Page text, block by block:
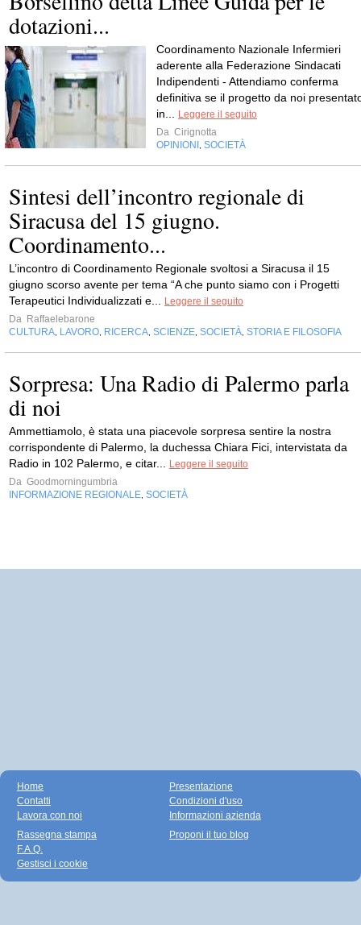
dotazioni...
Coordinamento Nazionale Infermieri
aderente alla Federazione Sindacati
Indipendenti - Attendiamo conferma
definitiva se il progetto da noi
in...
Leggere il seguito
Da Cirignotta
OPINIONI SOCIETÀ
Sintesi dell’incontro regionale di
Siracusa del 15 giugno.
Coordinamento...
L’incontro di Coordinamento Regionale svoltosi a Siracusa il 15
giugno scorso avente per tema “A che punto siamo con i Progetti
Terapeutici Individualizzati e...
Leggere il seguito
Da Raffaelebarone
CULTURA LAVORO RICERCA SCIENZE SOCIETÀ STORIA E FILOSOFIA
Sorpresa: Una Radio di Palermo parla
di noi
Ammettiamolo, è stata una piacevole sorpresa sentire la nostra
corrispondente di Palermo, la duchessa Chiara Fici, intervistata da
Radio in 102 Palermo, e citar...
Leggere il seguito
Da Goodmorningumbria
INFORMAZIONE REGIONALE SOCIETÀ
Home
Contatti
Lavora con noi
Presentazione
Condizioni d'uso
Informazioni azienda
Rassegna stampa
F.A.Q.
Gestisci i cookie
Proponi il tuo blog